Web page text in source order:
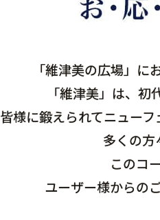
「維津美の広場」に
「維津美」は、
皆様に鍛えられてニュー
多くの方
このコ
ユーザー様からの